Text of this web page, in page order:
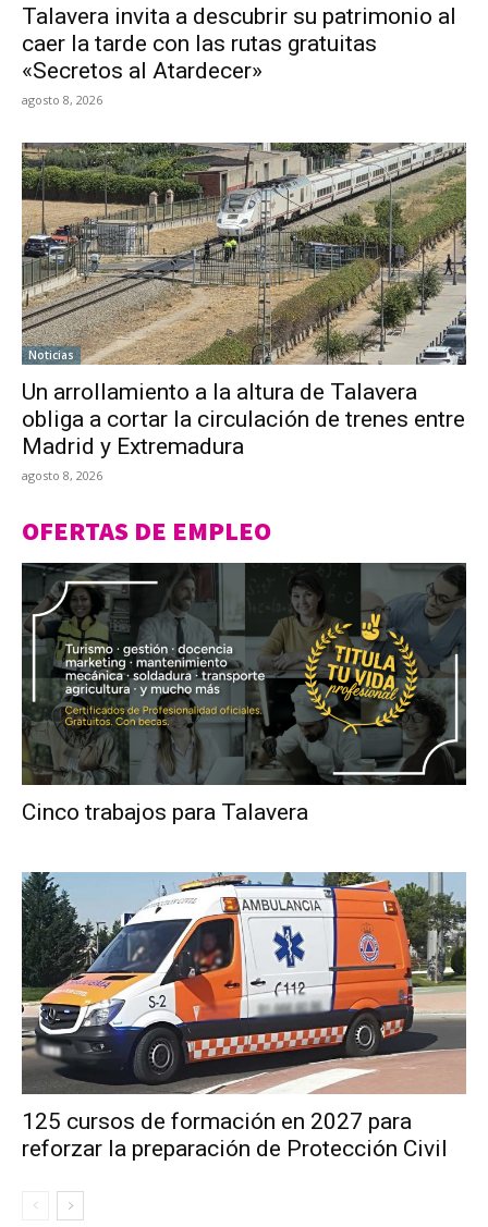
Talavera invita a descubrir su patrimonio al
caer la tarde con las rutas gratuitas
«Secretos al Atardecer»
agosto 8, 2026
Noticias
Un arrollamiento a la altura de Talavera
obliga a cortar la circulación de trenes entre
Madrid y Extremadura
agosto 8, 2026
OFERTAS DE EMPLEO
Cinco trabajos para Talavera
125 cursos de formación en 2027 para
reforzar la preparación de Protección Civil